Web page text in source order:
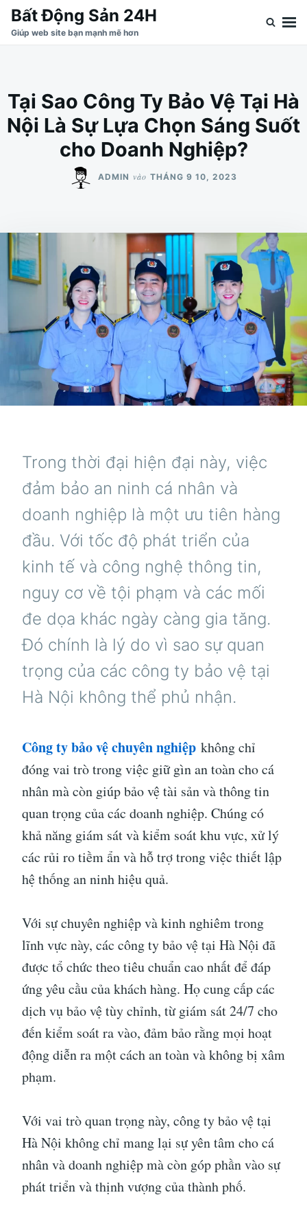
Nhảy
đến
Tìm
kiếm
Bất Động Sản 24H
Giúp web site bạn mạnh mẽ hơn
Tại Sao Công Ty Bảo Vệ Tại Hà
Nội Là Sự Lựa Chọn Sáng Suốt
cho Doanh Nghiệp?
ADMIN vào THÁNG 9 10, 2023
Trong thời đại hiện đại này, việc
đảm bảo an ninh cá nhân và
doanh nghiệp là một ưu tiên hàng
đầu. Với tốc độ phát triển của
kinh tế và công nghệ thông tin,
nguy cơ về tội phạm và các mối
đe dọa khác ngày càng gia tăng.
Đó chính là lý do vì sao sự quan
trọng của các công ty bảo vệ tại
Hà Nội không thể phủ nhận.
Công ty bảo vệ chuyên nghiệp không chỉ
đóng vai trò trong việc giữ gìn an toàn cho cá
nhân mà còn giúp bảo vệ tài sản và thông tin
quan trọng của các doanh nghiệp. Chúng có
khả năng giám sát và kiểm soát khu vực, xử lý
các rủi ro tiềm ẩn và hỗ trợ trong việc thiết lập
hệ thống an ninh hiệu quả.
Với sự chuyên nghiệp và kinh nghiêm trong
lĩnh vực này, các công ty bảo vệ tại Hà Nội đã
được tổ chức theo tiêu chuẩn cao nhất để đáp
ứng yêu cầu của khách hàng. Họ cung cấp các
dịch vụ bảo vệ tùy chỉnh, từ giám sát 24/7 cho
đến kiểm soát ra vào, đảm bảo rằng mọi hoạt
động diễn ra một cách an toàn và không bị xâm
phạm.
Với vai trò quan trọng này, công ty bảo vệ tại
Hà Nội không chỉ mang lại sự yên tâm cho cá
nhân và doanh nghiệp mà còn góp phần vào sự
phát triển và thịnh vượng của thành phố.